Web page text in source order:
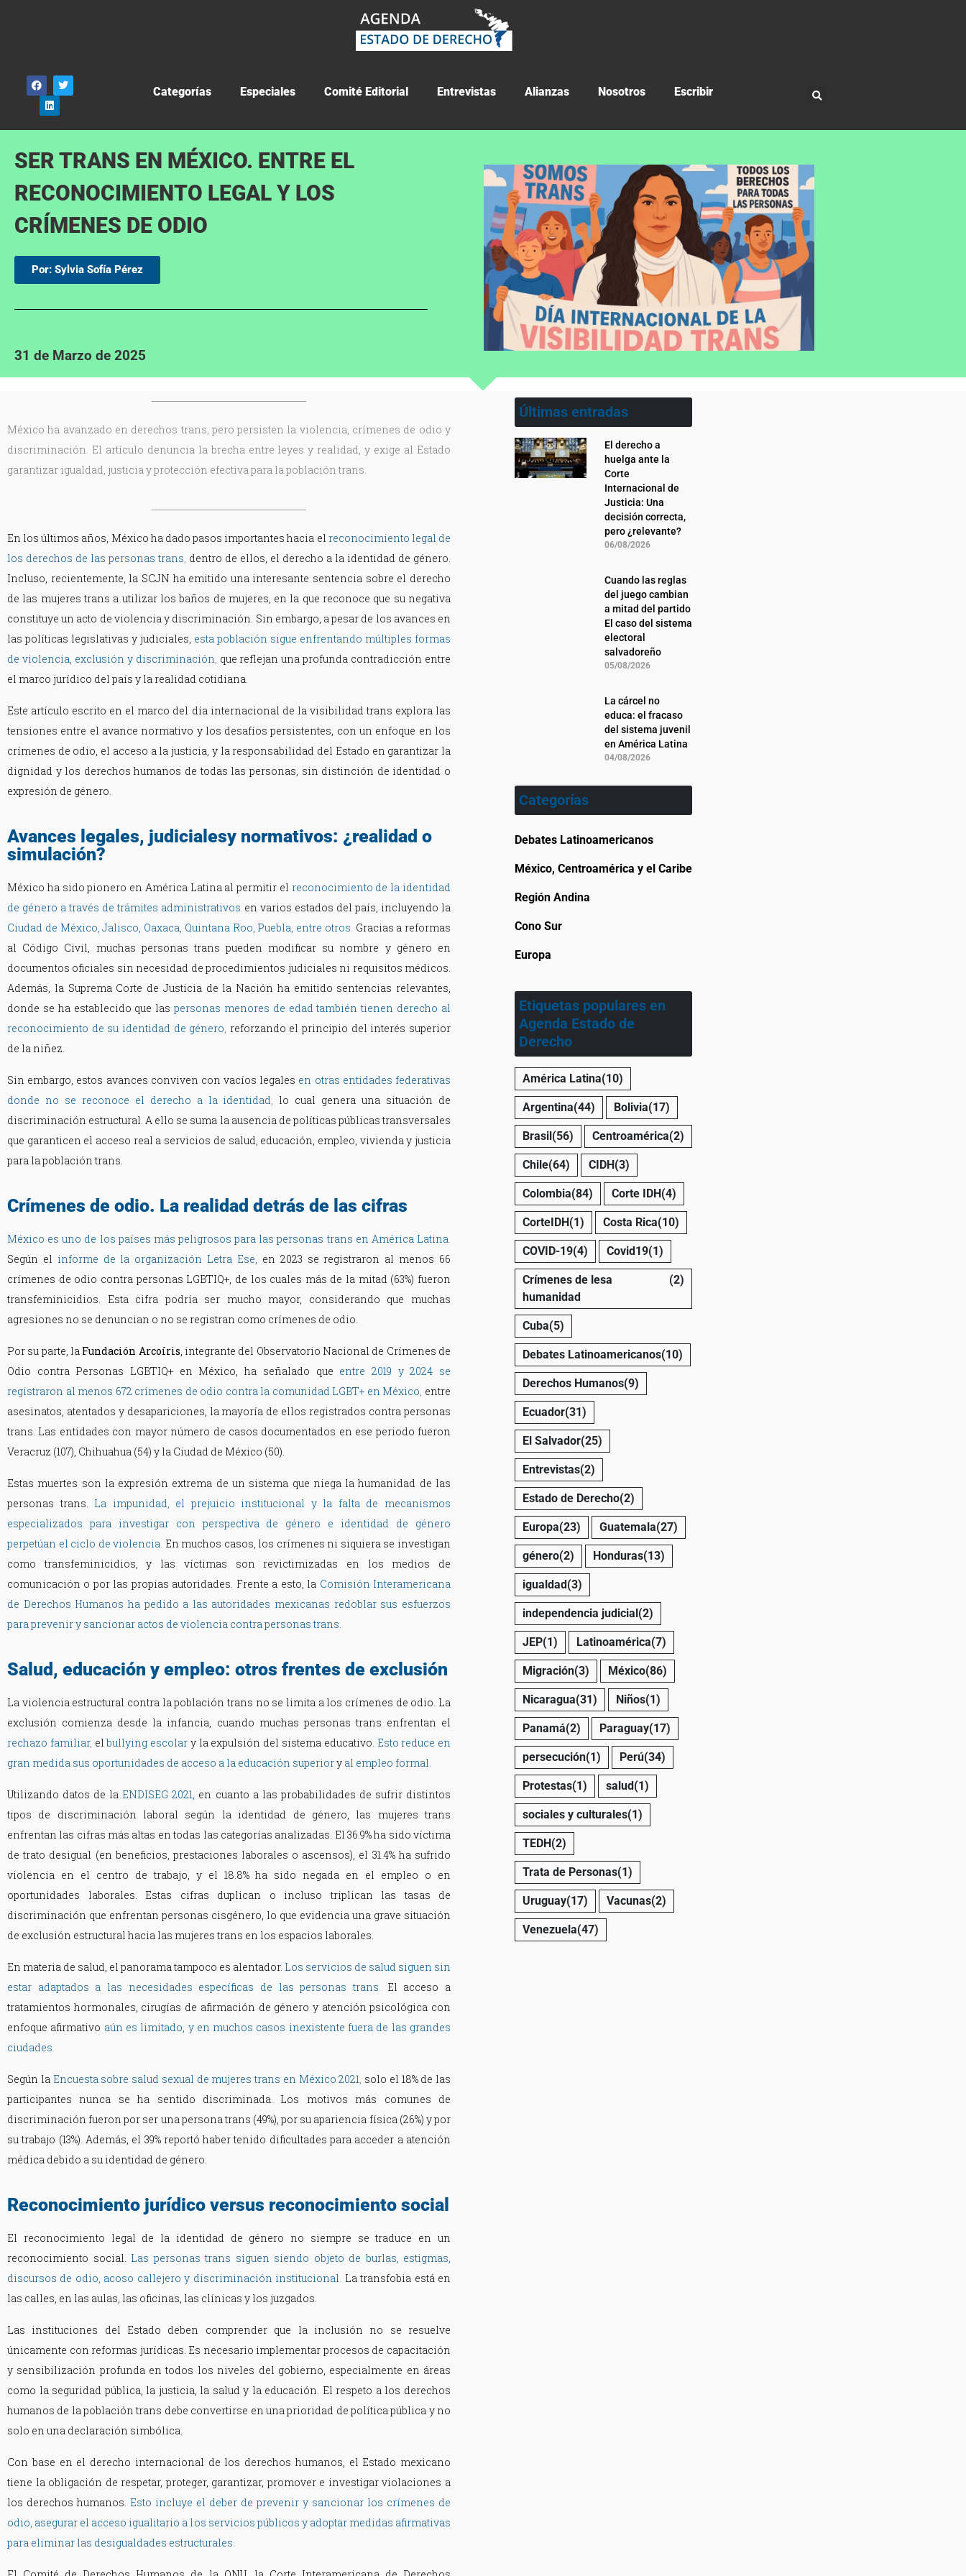
Categorías Especiales Comité Editorial Entrevistas Alianzas Nosotros Escribir
SER TRANS EN MÉXICO. ENTRE EL
RECONOCIMIENTO LEGAL Y LOS
CRÍMENES DE ODIO
Por: Sylvia Sofía Pérez
31 de Marzo de 2025
México ha avanzado en derechos trans, pero persisten la violencia, crímenes de odio y
discriminación. El artículo denuncia la brecha entre leyes y realidad, y exige al Estado
garantizar igualdad, justicia y protección efectiva para la población trans.
En los últimos años, México ha dado pasos importantes hacia el reconocimiento legal de
los derechos de las personas trans dentro de ellos, el derecho a la identidad de género.
Incluso, recientemente, la SCJN ha emitido una interesante sentencia sobre el derecho
de las mujeres trans a utilizar los baños de mujeres , en la que reconoce que su negativa
constituye un acto de violencia y discriminación. Sin embargo, a pesar de los avances en
las políticas legislativas y judiciales, esta población sigue enfrentando múltiples formas
de violencia, exclusión y discriminación que reflejan una profunda contradicción entre
el marco jurídico del país y la realidad cotidiana.
Este artículo escrito en el marco del día internacional de la visibilidad trans explora las
tensiones entre el avance normativo y los desafíos persistentes, con un enfoque en los
crímenes de odio, el acceso a la justicia, y la responsabilidad del Estado en garantizar la
dignidad y los derechos humanos de todas las personas, sin distinción de identidad o
expresión de género.
Avances legales, judicialesy normativos: ¿realidad o
simulación?
México ha sido pionero en América Latina al permitir el reconocimiento de la identidad
de género a través de trámites administrativos en varios estados del país, incluyendo la
Ciudad de México, Jalisco, Oaxaca, Quintana Roo, Puebla, entre otros Gracias a reformas
al Código Civil, muchas personas trans pueden modificar su nombre y género en
documentos oficiales sin necesidad de procedimientos judiciales ni requisitos médicos.
Además, la Suprema Corte de Justicia de la Nación ha emitido sentencias relevantes,
donde se ha establecido que las personas menores de edad también tienen derecho al
reconocimiento de su identidad de género reforzando el principio del interés superior
de la niñez.
Sin embargo, estos avances conviven con vacíos legales en otras entidades federativas
donde no se reconoce el derecho a la identidad
lo cual genera una situación de
discriminación estructural. A ello se suma la ausencia de políticas públicas transversales
que garanticen el acceso real a servicios de salud, educación, empleo, vivienda y justicia
para la población trans.
Crímenes de odio. La realidad detrás de las cifras
México es uno de los países más peligrosos para las personas trans en América Latina
Según el informe de la organización Letra Ese,
en 2023 se registraron al menos 66
crímenes de odio contra personas LGBTIQ+, de los cuales más de la mitad (63%) fueron
transfeminicidios. Esta cifra podría ser mucho mayor, considerando que muchas
agresiones no se denuncian o no se registran como crímenes de odio.
Por su parte, la Fundación Arcoíris , integrante del Observatorio Nacional de Crímenes de
Odio contra Personas LGBTIQ+ en México, ha señalado que entre 2019 y 2024 se
registraron al menos 672 crímenes de odio contra la comunidad LGBT+ en México entre
asesinatos, atentados y desapariciones, la mayoría de ellos registrados contra personas
trans. Las entidades con mayor número de casos documentados en ese periodo fueron
Veracruz (107), Chihuahua (54) y la Ciudad de México (50).
Estas muertes son la expresión extrema de un sistema que niega la humanidad de las
personas trans.
La impunidad, el prejuicio institucional y la falta de mecanismos
especializados para investigar con perspectiva de género e identidad de género
perpetúan el ciclo de violencia En muchos casos, los crímenes ni siquiera se investigan
como transfeminicidios, y las víctimas son revictimizadas en los medios de
comunicación o por las propias autoridades. Frente a esto, la Comisión Interamericana
de Derechos Humanos ha pedido a las autoridades mexicanas redoblar sus esfuerzos
para prevenir y sancionar actos de violencia contra personas trans
Salud, educación y empleo: otros frentes de exclusión
La violencia estructural contra la población trans no se limita a los crímenes de odio. La
exclusión comienza desde la infancia, cuando muchas personas trans enfrentan el
rechazo familiar, el bullying escolar y la expulsión del sistema educativo. Esto reduce en
gran medida sus oportunidades de acceso a la educación superiory al empleo formal
Utilizando datos de la ENDISEG 2021, en cuanto a las probabilidades de sufrir distintos
tipos de discriminación laboral según la identidad de género, las mujeres trans
enfrentan las cifras más altas en todas las categorías analizadas. El 36.9% ha sido víctima
de trato desigual (en beneficios, prestaciones laborales o ascensos), el 31.4% ha sufrido
violencia en el centro de trabajo, y el 18.8% ha sido negada en el empleo o en
oportunidades laborales. Estas cifras duplican o incluso triplican las tasas de
discriminación que enfrentan personas cisgénero, lo que evidencia una grave situación
de exclusión estructural hacia las mujeres trans en los espacios laborales.
En materia de salud, el panorama tampoco es alentador. Los servicios de salud siguen sin
estar adaptados a las necesidades específicas de las personas trans
El acceso a
tratamientos hormonales, cirugías de afirmación de género y atención psicológica con
enfoque afirmativo aún es limitado, y en muchos casos inexistente fuera de las grandes
ciudades
Según la Encuesta sobre salud sexual de mujeres trans en México 2021 solo el 18% de las
participantes nunca se ha sentido discriminada. Los motivos más comunes de
discriminación fueron por ser una persona trans (49%), por su apariencia física (26%) y por
su trabajo (13%). Además, el 39% reportó haber tenido dificultades para acceder a atención
médica debido a su identidad de género.
Reconocimiento jurídico versus reconocimiento social
El reconocimiento legal de la identidad de género no siempre se traduce en un
reconocimiento social.
Las personas trans siguen siendo objeto de burlas, estigmas,
discursos de odio, acoso callejero y discriminación institucional La transfobia está en
las calles, en las aulas, las oficinas, las clínicas y los juzgados.
Las instituciones del Estado deben comprender que la inclusión no se resuelve
únicamente con reformas jurídicas. Es necesario implementar procesos de capacitación
y sensibilización profunda en todos los niveles del gobierno, especialmente en áreas
como la seguridad pública, la justicia, la salud y la educación. El respeto a los derechos
humanos de la población trans debe convertirse en una prioridad de política pública y no
solo en una declaración simbólica.
Con base en el derecho internacional de los derechos humanos, el Estado mexicano
tiene la obligación de respetar, proteger, garantizar, promover e investigar violaciones a
los derechos humanos. Esto incluye el deber de prevenir y sancionar los crímenes de
odio, asegurar el acceso igualitario a los servicios públicos y adoptar medidas afirmativas
para eliminar las desigualdades estructurales
Últimas entradas
El derecho a
huelga ante la
Corte
Internacional de
Justicia: Una
decisión correcta,
pero ¿relevante?
06/08/2026
Cuando las reglas
del juego cambian
a mitad del partido
El caso del sistema
electoral
salvadoreño
05/08/2026
La cárcel no
educa: el fracaso
del sistema juvenil
en América Latina
04/08/2026
Categorías
Debates Latinoamericanos
México, Centroamérica y el Caribe
Región Andina
Cono Sur
Europa
Etiquetas populares en
Agenda Estado de
Derecho
América Latina(10)
Argentina(44) Bolivia(17)
Brasil(56) Centroamérica(2)
Chile(64) CIDH(3)
Colombia(84) Corte IDH(4)
CorteIDH(1) Costa Rica(10)
COVID-19(4) Covid19(1)
Crímenes de lesa
humanidad
(2)
Cuba(5)
Debates Latinoamericanos(10)
Derechos Humanos(9)
Ecuador(31)
El Salvador(25)
Entrevistas(2)
Estado de Derecho(2)
Europa(23) Guatemala(27)
género(2) Honduras(13)
igualdad(3)
independencia judicial(2)
JEP(1) Latinoamérica(7)
Migración(3) México(86)
Nicaragua(31) Niños(1)
Panamá(2) Paraguay(17)
persecución(1) Perú(34)
Protestas(1) salud(1)
sociales y culturales(1)
TEDH(2)
Trata de Personas(1)
Uruguay(17) Vacunas(2)
Venezuela(47)